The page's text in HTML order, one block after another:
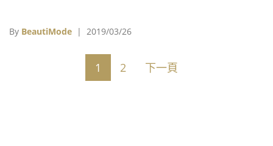
北市立天文科學教育館舉行，透過環場的3D投影，創造
By BeautiMode | 2019/03/26
1 2 下一頁